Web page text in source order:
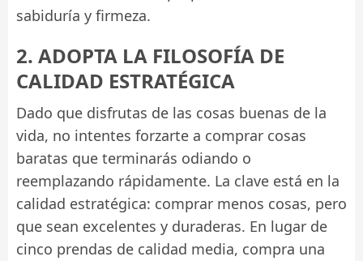
sabiduría y firmeza.
2. ADOPTA LA FILOSOFÍA DE
CALIDAD ESTRATÉGICA
Dado que disfrutas de las cosas buenas de la
vida, no intentes forzarte a comprar cosas
baratas que terminarás odiando o
reemplazando rápidamente. La clave está en la
calidad estratégica: comprar menos cosas, pero
que sean excelentes y duraderas. En lugar de
cinco prendas de calidad media, compra una